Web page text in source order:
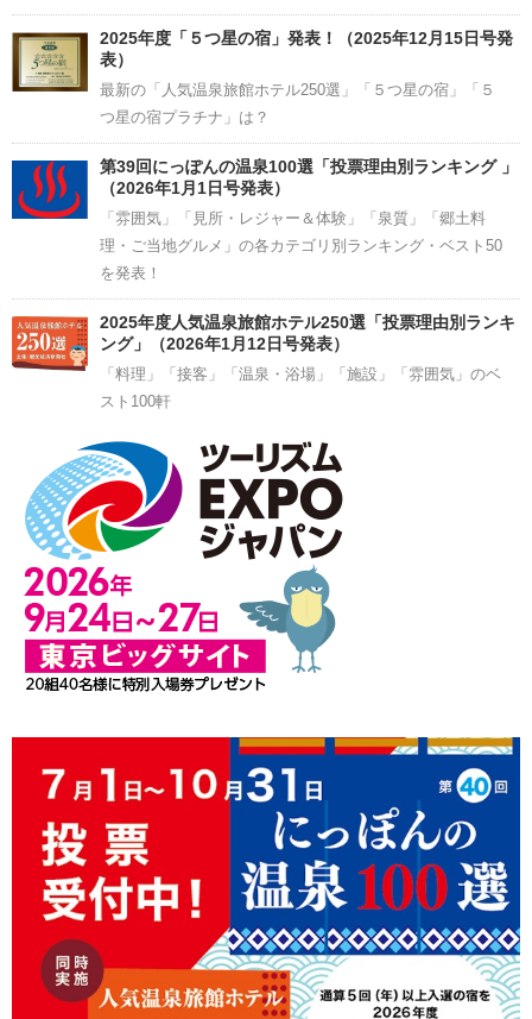
2025年度「５つ星の宿」発表！（2025年12月15日号発
表）
最新の「人気温泉旅館ホテル250選」「５つ星の宿」「５
つ星の宿プラチナ」は？
第39回にっぽんの温泉100選「投票理由別ランキング 」
（2026年1月1日号発表）
「雰囲気」「見所・レジャー＆体験」「泉質」「郷土料
理・ご当地グルメ」の各カテゴリ別ランキング・ベスト50
を発表！
2025年度人気温泉旅館ホテル250選「投票理由別ランキ
ング」（2026年1月12日号発表）
「料理」「接客」「温泉・浴場」「施設」「雰囲気」のベ
スト100軒